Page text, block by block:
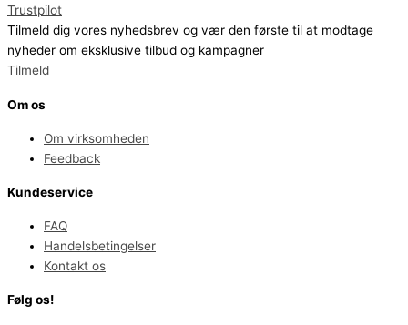
Trustpilot
Tilmeld dig vores nyhedsbrev og vær den første til at modtage
nyheder om eksklusive tilbud og kampagner
Tilmeld
Om os
Om virksomheden
Feedback
Kundeservice
FAQ
Handelsbetingelser
Kontakt os
Følg os!